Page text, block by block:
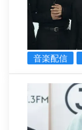
音楽配信